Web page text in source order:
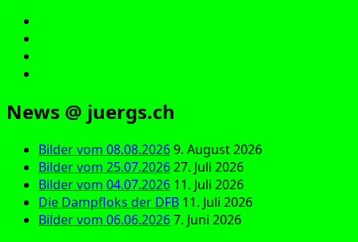
News @ juergs.ch
Bilder vom 08.08.20269. August 2026
Bilder vom 25.07.202627. Juli 2026
Bilder vom 04.07.2026 11. Juli 2026
Die Dampfloks der DFB 11. Juli 2026
Bilder vom 06.06.20267. Juni 2026